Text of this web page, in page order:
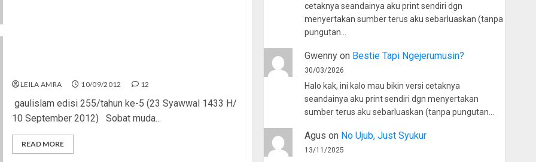
LEILA AMRA 10/09/2012 12
gaulislam edisi 255/tahun ke-5 (23 Syawwal 1433 H/
10 September 2012) Sobat muda...
READ MORE
cetaknya seandainya aku print sendiri dgn
menyertakan sumber terus aku sebarluaskan (tanpa
pungutan…
Gwennyon Bestie Tapi Ngejerumusin?
30/03/2026
Halo kak, ini kalo mau bikin versi cetaknya
seandainya aku print sendiri dgn menyertakan
sumber terus aku sebarluaskan (tanpa pungutan…
Agus on No Ujub, Just Syukur
13/11/2025